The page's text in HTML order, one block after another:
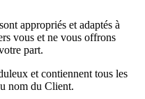
appropriés et adaptés à
vous et ne vous offrons
part.
et contiennent tous les
nom du Client.